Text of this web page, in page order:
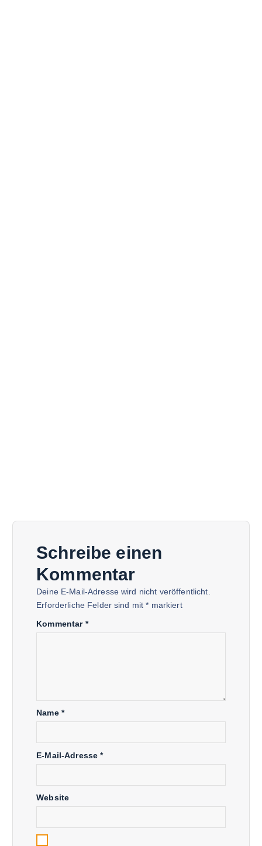
Schreibe einen
Kommentar
Deine E-Mail-Adresse wird nicht veröffentlicht.
Erforderliche Felder sind mit* markiert
Kommentar *
Name *
E-Mail-Adresse*
Website